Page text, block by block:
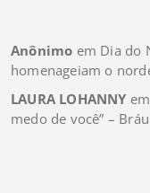
Anônimo em Dia do
homenageiam o
LAURA LOHANNY
medo de você” –